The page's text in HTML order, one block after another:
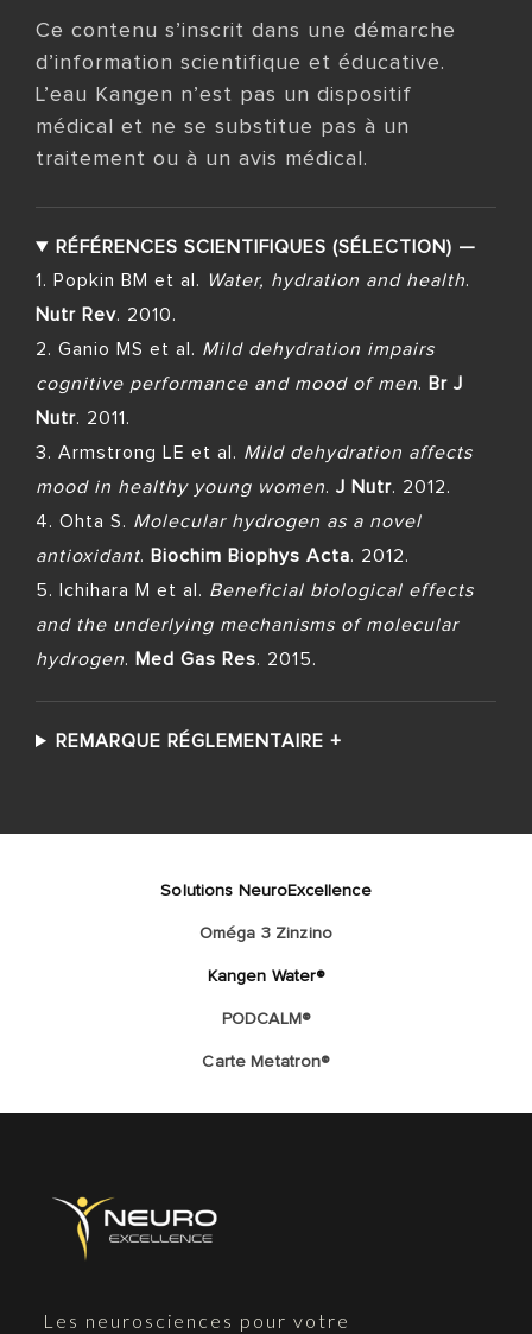
Ce contenu s’inscrit dans une démarche
d’information scientifique et éducative.
L’eau Kangen n’est pas un dispositif
médical et ne se substitue pas à un
traitement ou à un avis médical.
RÉFÉRENCES SCIENTIFIQUES (SÉLECTION) —
1. Popkin BM et al.
Water, hydration and health.
Nutr Rev. 2010.
2. Ganio MS et al. Mild dehydration impairs
cognitive performance and mood of men. Br J
Nutr. 2011.
3. Armstrong LE et al. Mild dehydration affects
mood in healthy young women. J Nutr. 2012.
4. Ohta S. Molecular hydrogen as a novel
antioxidant. Biochim Biophys Acta. 2012.
5. Ichihara M et al. Beneficial biological effects
and the underlying mechanisms of molecular
hydrogen. Med Gas Res. 2015.
REMARQUE RÉGLEMENTAIRE +
Solutions NeuroExcellence
Oméga 3 Zinzino
Kangen Water®
PODCALM®
Carte Metatron®
Les neurosciences pour votre